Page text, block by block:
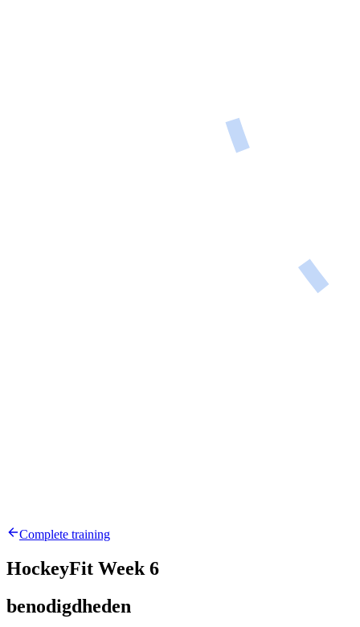
Complete training
HockeyFit Week 6
benodigdheden